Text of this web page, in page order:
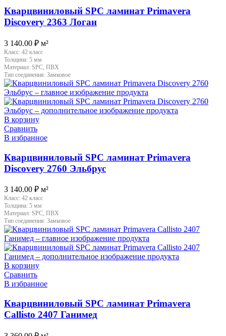
Кварцвиниловый SPC ламинат Primavera
Discovery 2363 Логан
3 140.00 ₽ м²
Класс: 42 класс
Толщина: 5 мм
Материал: SPC, ПВХ
Тип соединения: Замковое
В корзину
Сравнить
В избранное
Кварцвиниловый SPC ламинат Primavera
Discovery 2760 Эльбрус
3 140.00 ₽ м²
Класс: 42 класс
Толщина: 5 мм
Материал: SPC, ПВХ
Тип соединения: Замковое
В корзину
Сравнить
В избранное
Кварцвиниловый SPC ламинат Primavera
Callisto 2407 Ганимед